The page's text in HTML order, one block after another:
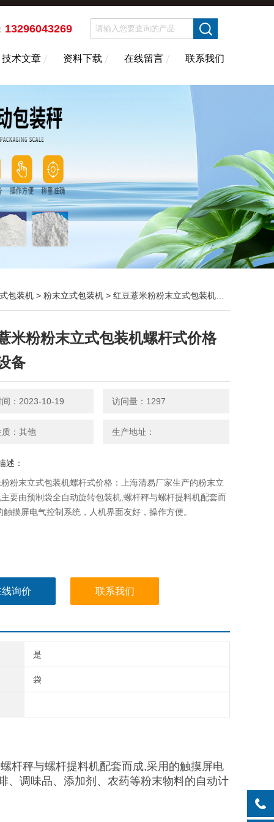
13296043269
技术文章 资料下载 在线留言 联系我们
包装机 > 粉末立式包装机 > 红豆薏米粉粉末立式包装机螺杆式价格 包装设备
米粉粉末立式包装机螺杆式价格
备
间：2023-10-19 访问量：1297
质：其他 生产地址：
述：
粉末立式包装机螺杆式价格：上海清易厂家生产的粉末立
要由预制袋全自动旋转包装机,螺杆秤与螺杆提料机配套而
触摸屏电气控制系统，人机界面友好，操作方便。
询价 联系我们
是
袋
杆秤与螺杆提料机配套而成,采用的触摸屏电
、调味品、添加剂、农药等粉末物料的自动计